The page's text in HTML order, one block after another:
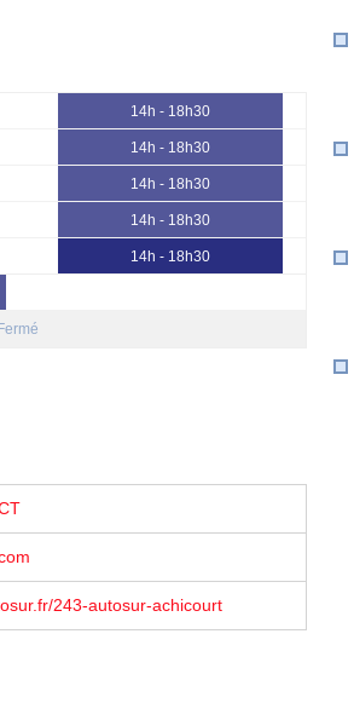
14h - 18h30
14h - 18h30
14h - 18h30
14h - 18h30
14h - 18h30
Fermé
243-autosur-achicourt